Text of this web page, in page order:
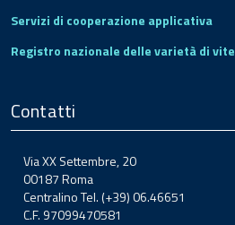
Servizi di cooperazione applicativa
Registro nazionale delle varietà di vite
Contatti
Via XX Settembre, 20
00187 Roma
Centralino Tel. (+39) 06.46651
C.F. 97099470581